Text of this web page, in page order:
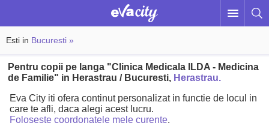
Esti in Bucuresti »
Pentru copii pe langa "Clinica Medicala ILDA - Medicina
de Familie" in Herastrau / Bucuresti, Herastrau.
Eva City iti ofera continut personalizat in functie de locul in
care te afli, daca alegi acest lucru.
Foloseste coordonatele mele curente.